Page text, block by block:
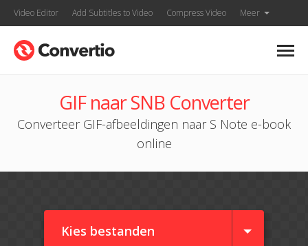
Video Editor Add Subtitles to Video Compress Video Meer
GIF naar SNB Converter
Converteer GIF-afbeeldingen naar S Note e-book
online
Kies bestanden